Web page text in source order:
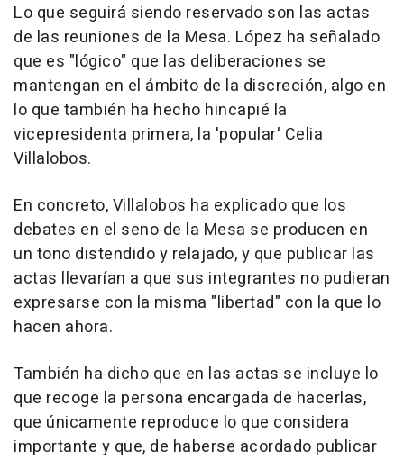
Lo que seguirá siendo reservado son las actas
de las reuniones de la Mesa. López ha señalado
que es "lógico" que las deliberaciones se
mantengan en el ámbito de la discreción, algo en
lo que también ha hecho hincapié la
vicepresidenta primera, la 'popular' Celia
Villalobos.
En concreto, Villalobos ha explicado que los
debates en el seno de la Mesa se producen en
un tono distendido y relajado, y que publicar las
actas llevarían a que sus integrantes no pudieran
expresarse con la misma "libertad" con la que lo
hacen ahora.
También ha dicho que en las actas se incluye lo
que recoge la persona encargada de hacerlas,
que únicamente reproduce lo que considera
importante y que, de haberse acordado publicar